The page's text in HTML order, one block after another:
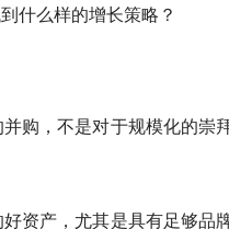
什么样的增长策略？
购，不是对于规模化的崇
资产，尤其是具有足够品